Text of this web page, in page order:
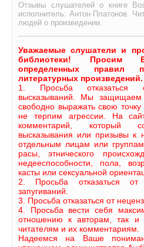
Отзывы слушателей о книге
исполнитель: Антон Платонов.
людей о произведении.
Уважаемые слушатели и
библиотеки! Просим
определенных правил
литературных произведений.
1. Просьба отказаться
высказываний. Мы защищаем
свободно выражать свою
не терпим агрессии. На
комментарий, который
высказывания или призывы
отдельным лицам или
расы, этнического
недееспособности, пола,
касты или сексуальной
2. Просьба отказаться от
запугиваний.
3. Просьба отказаться от
4. Просьба вести себя
отношению к авторам, так
читателям и их комментариям.
Надеемся на Ваше